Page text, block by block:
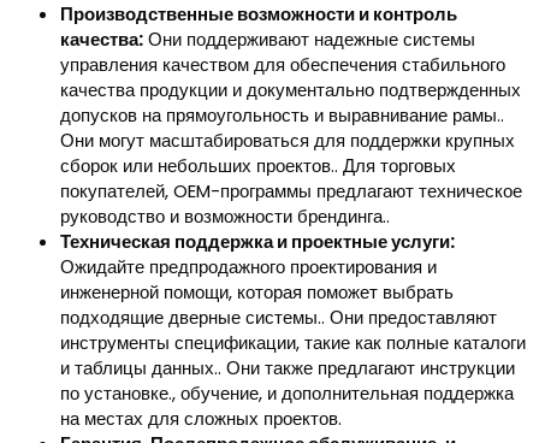
Производственные возможности и контроль
качества:Они поддерживают надежные системы
управления качеством для обеспечения стабильного
качества продукции и документально подтвержденных
допусков на прямоугольность и выравнивание рамы..
Они могут масштабироваться для поддержки крупных
сборок или небольших проектов.. Для торговых
покупателей, OEM-программы предлагают техническое
руководство и возможности брендинга..
Техническая поддержка и проектные услуги:
Ожидайте предпродажного проектирования и
инженерной помощи, которая поможет выбрать
подходящие дверные системы.. Они предоставляют
инструменты спецификации, такие как полные каталоги
и таблицы данных.. Они также предлагают инструкции
по установке., обучение, и дополнительная поддержка
на местах для сложных проектов.